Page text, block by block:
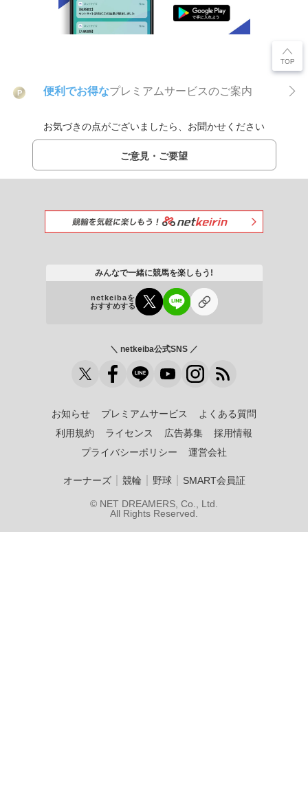
P 便利でお得なプレミアムサービスのご案内
お気づきの点がございましたら、お聞かせください
ご意見・ご要望
みんなで一緒に競馬を楽しもう!
netkeibaを
おすすめする
＼ netkeiba公式SNS ／
お知らせ プレミアムサービス
よくある質問
利用規約
ライセンス 広告募集
採用情報
プライバシーポリシー
運営会社
オーナーズ｜ 競輪 野球｜ SMART会員証
© NET DREAMERS, Co., Ltd.
All Rights Reserved.